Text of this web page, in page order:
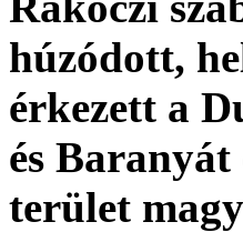
húzódott,
érkezett a
és
terület